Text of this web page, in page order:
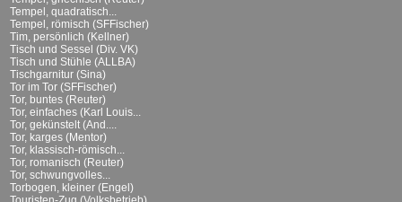
Tempel, quadratisch...
Tempel, römisch (SFFischer)
Tim, persönlich (Kellner)
Tisch und Sessel (Div. VK)
Tisch und Stühle (ALLBA)
Tischgarnitur (Sina)
Tor im Tor (SFFischer)
Tor, buntes (Reuter)
Tor, einfaches (Karl Louis...
Tor, gekünstelt (And....
Tor, karges (Mentor)
Tor, klassisch-römisch...
Tor, romanisch (Reuter)
Tor, schwungvolles...
Torbogen, kleiner (Engel)